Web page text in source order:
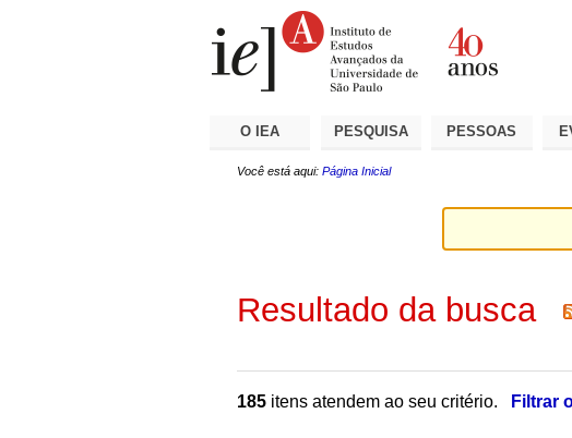
O IEA PESQUISA PESSOAS
Você está aqui: Página Inicial
Resultado da busca
185 itens atendem ao seu critério.
Filtrar